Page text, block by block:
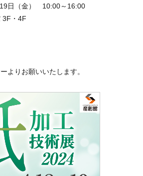
金） 10:00～16:00
・4F
よりお願いいたします。